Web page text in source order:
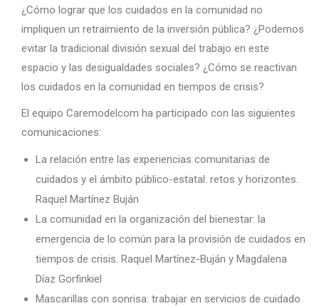
¿Cómo lograr que los cuidados en la comunidad no
impliquen un retraimiento de la inversión pública? ¿Podemos
evitar la tradicional división sexual del trabajo en este
espacio y las desigualdades sociales? ¿Cómo se reactivan
los cuidados en la comunidad en tiempos de crisis?
El equipo Caremodelcom ha participado con las siguientes
comunicaciones:
La relación entre las experiencias comunitarias de
cuidados y el ámbito público-estatal: retos y horizontes.
Raquel Martínez Buján
La comunidad en la organización del bienestar: la
emergencia de lo común para la provisión de cuidados en
tiempos de crisis. Raquel Martínez-Buján y Magdalena
Díaz Gorfinkiel
Mascarillas con sonrisa: trabajar en servicios de cuidado